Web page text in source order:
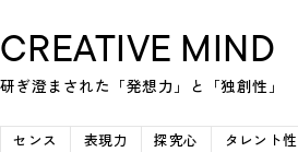
CREATIVE MIND
研ぎ澄まされた「発想力」と「独創性」
センス 表現力 探究心 タレント性